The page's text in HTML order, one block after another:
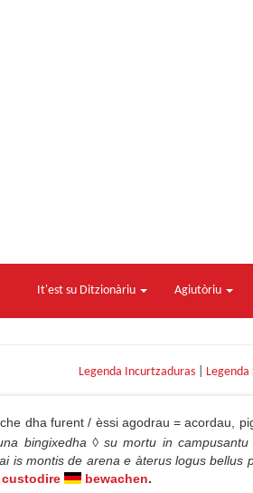
It'est su Ditzionàriu Agiutòriu
Legenda Incurtzaduras Legenda
dha furent / èssi agodrau = acordau,
bingixedha ◊ su mortu in campusantu
is montis de arena e àterus logus bellus
custodire bewachen.